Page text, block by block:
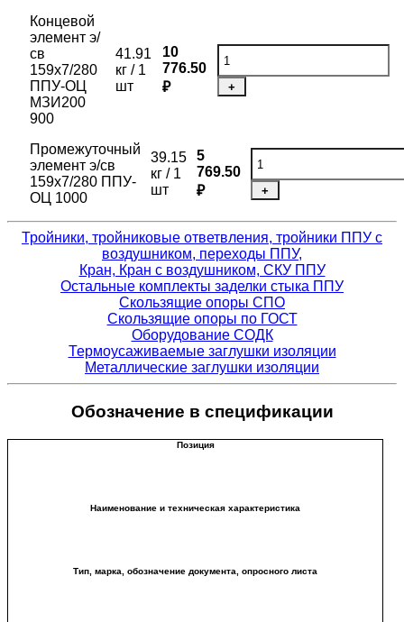
Концевой
элемент э/
св
159х7/280
ППУ-ОЦ
МЗИ200
900
41.91
кг / 1
шт
10
776.50
₽
+
Промежуточный
элемент э/св
159х7/280 ППУ-
ОЦ 1000
39.15
кг / 1
шт
5
769.50
₽
+
Тройники, тройниковые ответвления, тройники ППУ с
воздушником, переходы ППУ,
Кран, Кран с воздушником, СКУ ППУ
Остальные комплекты заделки стыка ППУ
Скользящие опоры СПО
Скользящие опоры по ГОСТ
Оборудование СОДК
Термоусаживаемые заглушки изоляции
Металлические заглушки изоляции
Обозначение в спецификации
Позиция
Наименование и техническая характеристика
Тип, марка, обозначение документа, опросного листа